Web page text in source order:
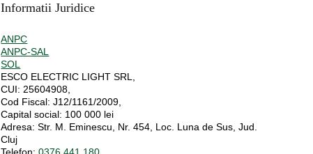
Informatii Juridice
ANPC
ANPC-SAL
SOL
ESCO ELECTRIC LIGHT SRL,
CUI: 25604908,
Cod Fiscal: J12/1161/2009,
Capital social: 100 000 lei
Adresa: Str. M. Eminescu, Nr. 454, Loc. Luna de Sus, Jud.
Cluj